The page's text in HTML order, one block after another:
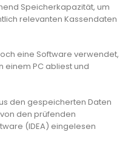
Speicherkapazität, um
relevanten Kassendaten
eine Software verwendet,
einem PC abliest und
den gespeicherten Daten
den prüfenden
(IDEA) eingelesen